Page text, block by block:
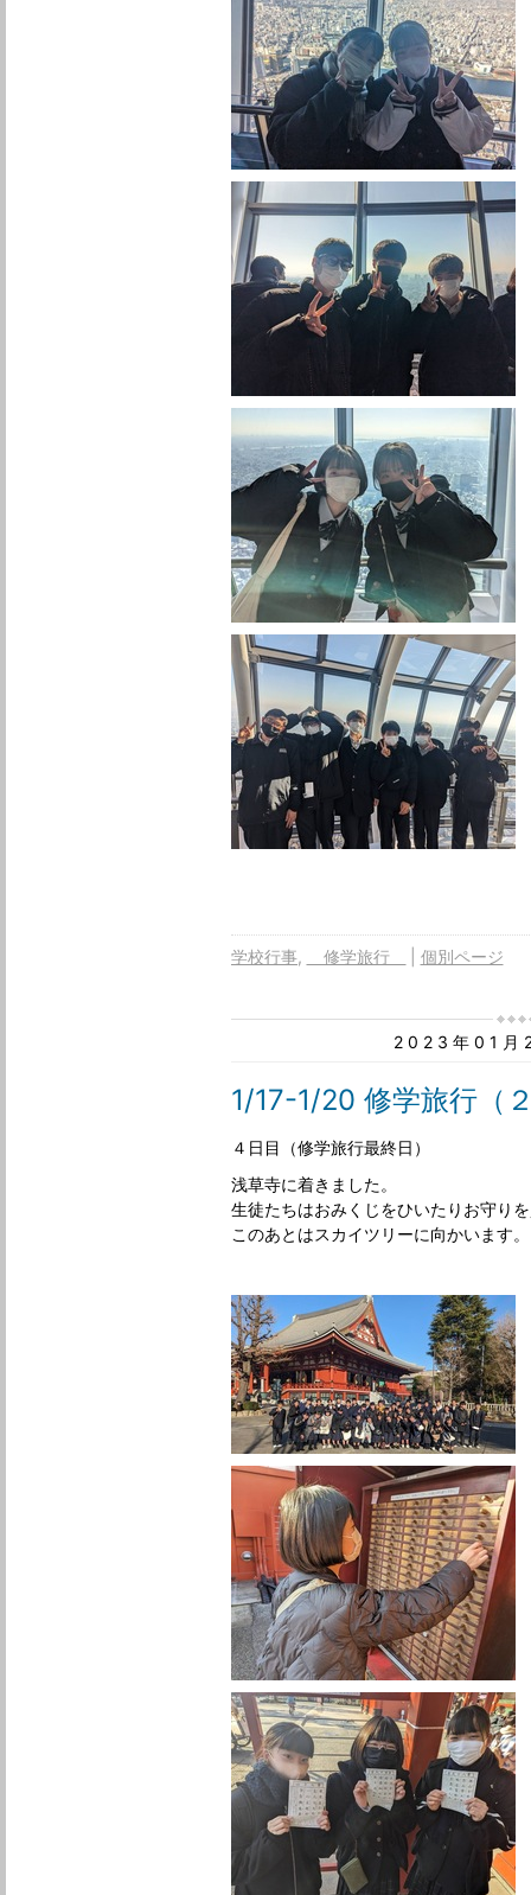
学校行事 修学旅行 個別ページ
2023年01月
1/17-1/20 修学旅行（
４日目（修学旅行最終日）
浅草寺に着きました。
生徒たちはおみくじをひいたりお守り
このあとはスカイツリーに向かいます。